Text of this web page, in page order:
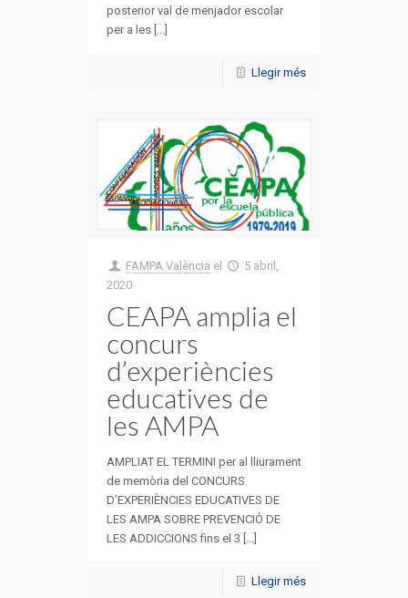
posterior val de menjador escolar
per a les [...]
Llegir més
FAMPA València el
5 abril,
2020
CEAPA amplia el
concurs
d’experiències
educatives de
les AMPA
AMPLIAT EL TERMINI per al lliurament
de memòria del CONCURS
D’EXPERIÈNCIES EDUCATIVES DE
LES AMPA SOBRE PREVENCIÓ DE
LES ADDICCIONS fins el 3 [...]
Llegir més